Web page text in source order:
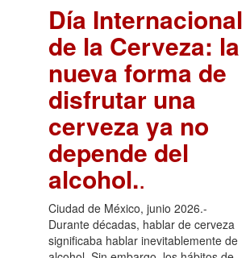
Día Internacional
de la Cerveza: la
nueva forma de
disfrutar una
cerveza ya no
depende del
alcohol..
Ciudad de México, junio 2026.-
Durante décadas, hablar de cerveza
significaba hablar inevitablemente de